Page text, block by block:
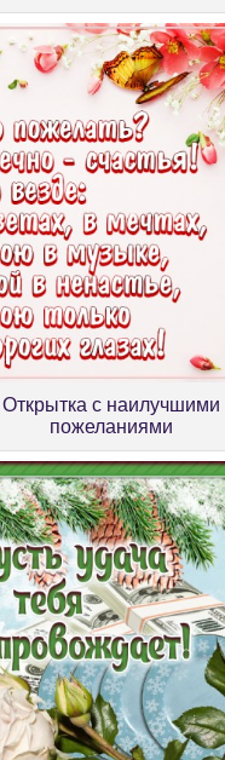
Открытка с наилучшими
пожеланиями